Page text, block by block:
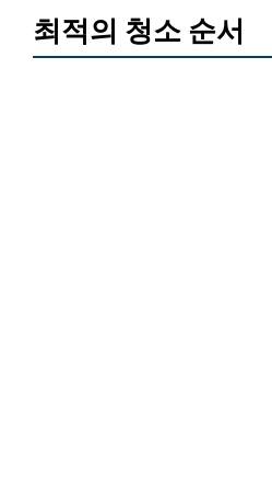
최적의 청소 순서